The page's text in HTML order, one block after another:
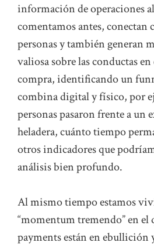
información de operaciones
comentamos antes, conectan
personas y también generan
valiosa sobre las conductas
compra, identificando un
combina digital y físico, por
personas pasaron frente a un
heladera, cuánto tiempo
otros indicadores que
análisis bien profundo.
Al mismo tiempo estamos
“momentum tremendo” en el
payments están en ebullición